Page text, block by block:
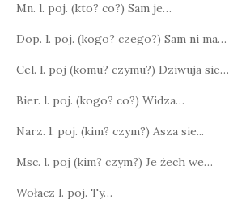
Mn. l. poj. (kto? co?) Sam je…
Dop. l. poj. (kogo? czego?) Sam ni ma…
Cel. l. poj (kōmu? czymu?) Dziwuja sie…
Bier. l. poj. (kogo? co?) Widza…
Narz. l. poj. (kim? czym?) Asza sie...
Msc. l. poj (kim? czym?) Je żech we…
Wołacz l. poj. Ty…